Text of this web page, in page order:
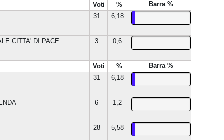
Voti %
Barra %
31
6,18
CITTA' DI PACE 3 0,6
Voti %
Barra %
31
6,18
6 1,2
28 5,58